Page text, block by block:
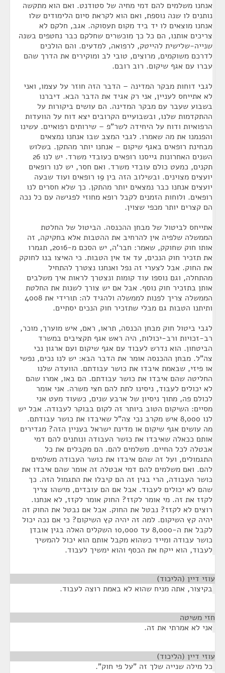
אנחנו משלמים להם דמי מחיה של סטודנט. ואם הוא מתקשה
נותנים לו שנה נוספת, ואם הוא לקראת סיום הלימודים שלו
אנחנו מוצאים לו יד ביד מקום תעסוקה. אגב, חלקם לא
צריכים אותנו, הם כל כך מוכשרים שחלקם כבר נחטפים בשנה
שנייה-שלישית להייטק, לרפואה, למדעים. והם הולכים
לדרכם משוקמים, מרוצים, טובי לב ומוקירים את הדרך שהם
עברו עם אגף שיקום. רוב רובם.
לגבי דוחות מבקר המדינה – הדבר הזה חוזר על עצמו, ואני
לא אתייחס לעניין, אני רק אגיד את הדבר הבא. דיברנו
בשבוע שעבר עם מבקר המדינה. הם עושים ביקורות על
ההתקדמות שלנו, ובשבועיים הקרובים יצא דוח על הוועדות
הרפואיות ודוח על היחידה לשר"פ – שירותים רפואיים. עשינו
והפנמנו את מה שאמרו. לגבי המצב שבו אנחנו נמצאים
מבחינת רופאים באגף שיקום – אנחנו יותר מהתקן. בשלוש
השנים האחרונות גייסנו רופאים כעובדי משרד. יש לנו 26
תקנים, כמעט כולם עובדי משרד. ואם חסר, יש לנו רופאים
יועצים מצוינים. ובשילוב הזה בין 19 רופאים ועוד שבעה
יועצים אנחנו כבר נמצאים יותר מהתקן. כך שלא חסרים לנו
רופאים. ולוחות הזמנים לקבל רופא מחוזי לפגישה עם כל נכה
הם קצרים יותר מכפי שצוין.
אתייחס לביטול של מבחן ההכנסה. הביטול של החלטת
הממשלה שלפיה אין להרחיב את ההטבות אלא בחקיקה, זה
אותו חוק שחוקק, שאמר: חבר'ה, יש הסכם מ-2016, תגמרו
את תזכיר חוק הנכים, עד אז אין הטבות. כי האיצו בנו לחוקק
את החוק. אבל לצערי זה נפל ואנחנו נצטרך להתחיל
מהתחלה, וגם נוספו עוד קומות ונצטרך לראות איך משלבים
אותן בתזכיר חוק נוסף. אבל אם יש צורך לשנות את החלטת
הממשלה צריך לפנות לממשלה ולהגיד לה: תורידי את 4008
ותיתנו הטבות גם מבלי שתזכיר חוק הנכים יסתיים.
לגבי ביטול חוק מבחן הכנסה, תראו, ראם, איש מוערך, מוכר,
רב-זכויות ורב-יכולות, היה ראש אגף תקציבים במשרד
הביטחון. הוא נדרש לעבוד עם אגף שיקום ועם ארגון נכי
צה"ל. מבחן ההכנסה אומר את הדבר הבא: יש לנו נכים, נפשי
או פיזי, שבאמת איבדו את כושר עבודתם. הוועדה שלנו
החליטה שהם איבדו את כושר עבודתם. הם באו, אמרו שהם
לא יכולים לעבוד, ניסינו לתת להם חצי משרה. אני אומר
לכולם פה, מתוך ניסיון של ארבע שנים, כשעוד מעט אני
מסיים: השיקום הטוב ביותר זה לקום בבוקר לעבודה. אבל יש
לנו 8,000 איש מקרב נכי צה"ל שאיבדו את כושר עבודתם.
מה עושים אגף שיקום או מדינת ישראל בעניין הזה? מגדירים
אותם ככאלה שאיבדו את כושר העבודה ונותנים להם דמי
אבטלה לכל החיים. משלמים להם. הם מקבלים את כל
התגמולים, ועל זה שהם איבדו את כושר העבודה משלמים
להם. ואם משלמים להם דמי אבטלה זה אומר שהם איבדו את
כושר העבודה, הרי בגין זה הם קיבלו את התגמול הזה. כך
שהם לא יכולים לעבוד. אבל אם הם עובדים, מישהו צריך
לקזז את זה. מי אומר לקזז? החוק אומר לקזז, לא אנחנו.
רוצים לא לקזז? נבטל את החוק. אבל אם נבטל את החוק זה
יהיה קץ השיקום. למה זה יהיה קץ השיקום? כי אם נכה יכול
לקבל את ה-8,000 עד 10,000 השקלים האלה בגין אובדן
כושר עבודה ומייד כשהוא מקבל אותם הוא יכול להמשיך
לעבוד, הוא ייקח את הכסף והוא ימשיך לעבוד.
עוזי דיין (הליכוד)
בקיצור, אתה מניח שהוא לא באמת רוצה לעבוד.
חזי משיטה
אני לא אמרתי את זה.
עוזי דיין (הליכוד)
כל מילה שנייה שלך זה "על פי חוק".